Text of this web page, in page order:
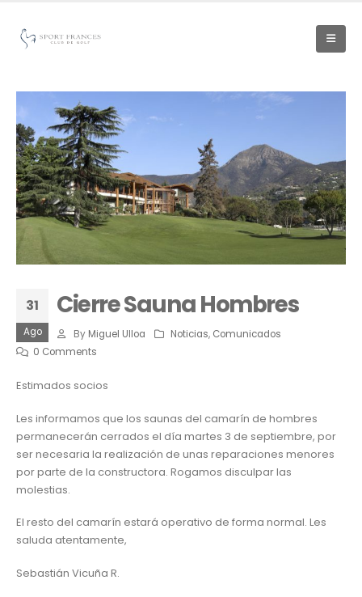
31
Ago
Cierre Sauna Hombres
By Miguel Ulloa Noticias, Comunicados
0 Comments
Estimados socios
Les informamos que los saunas del camarín de hombres
permanecerán cerrados el día martes 3 de septiembre, por
ser necesaria la realización de unas reparaciones menores
por parte de la constructora. Rogamos disculpar las
molestias.
El resto del camarín estará operativo de forma normal. Les
saluda atentamente,
Sebastián Vicuña R.